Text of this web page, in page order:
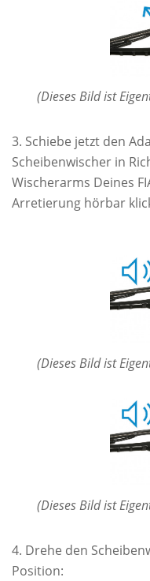
(Dieses Bild ist
Schiebe jetzt den
Scheibenwischer in
Wischerarms Deines
Arretierung hörbar
(Dieses Bild ist
(Dieses Bild ist
Drehe den
Position: